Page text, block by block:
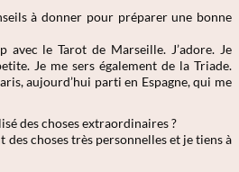
à donner pour préparer une bonne
avec le Tarot de Marseille. J’adore. Je
Je me sers également de la Triade.
aujourd’hui parti en Espagne, qui me
des choses extraordinaires ?
des choses très personnelles et je tiens à